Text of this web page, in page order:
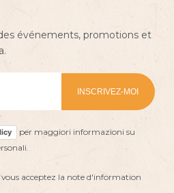
événements, promotions et
per maggiori informazioni su
acceptez la note d'information